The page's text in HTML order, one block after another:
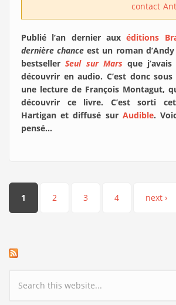
contact
Publié l’an dernier auxéditions
dernière chance est un roman
bestsellerSeul sur Mars que
découvrir en audio. C’est donc
une lecture de François Montagut,
découvrir ce livre. C’est sorti
Hartigan et diffusé sur Audible.
pensé…
Pages
1 2 3 4 next ›
Search form